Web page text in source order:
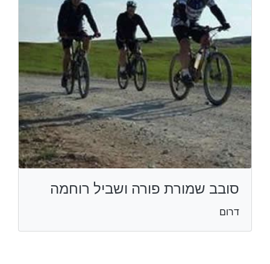
סובב שמורת פורה ושביל רוחמה
דרום